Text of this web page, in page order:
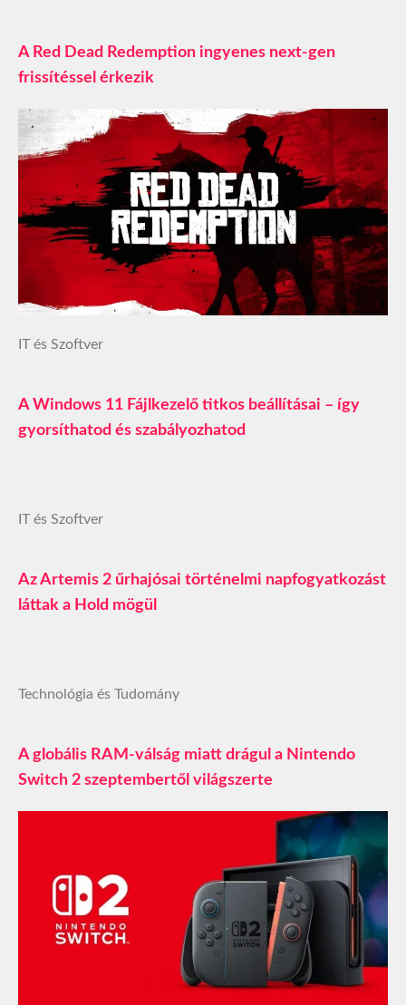
A Red Dead Redemption ingyenes next-gen
frissítéssel érkezik
IT és Szoftver
A Windows 11 Fájlkezelő titkos beállításai – így
gyorsíthatod és szabályozhatod
IT és Szoftver
Az Artemis 2 űrhajósai történelmi napfogyatkozást
láttak a Hold mögül
Technológia és Tudomány
A globális RAM‑válság miatt drágul a Nintendo
Switch 2 szeptembertől világszerte